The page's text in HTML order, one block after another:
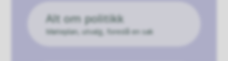
Alt om politikk
Møteplan, utvalg, foreslå en sak